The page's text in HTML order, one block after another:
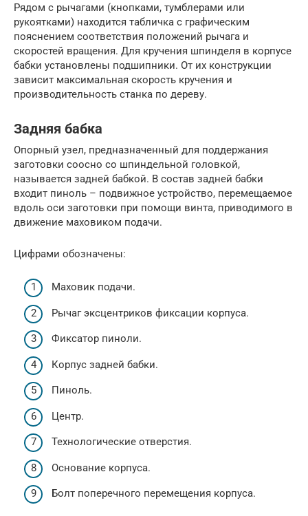
Рядом с рычагами (кнопками, тумблерами или
рукоятками) находится табличка с графическим
пояснением соответствия положений рычага и
скоростей вращения. Для кручения шпинделя в корпусе
бабки установлены подшипники. От их конструкции
зависит максимальная скорость кручения и
производительность станка по дереву.
Задняя бабка
Опорный узел, предназначенный для поддержания
заготовки соосно со шпиндельной головкой,
называется задней бабкой. В состав задней бабки
входит пиноль – подвижное устройство, перемещаемое
вдоль оси заготовки при помощи винта, приводимого в
движение маховиком подачи.
Цифрами обозначены:
Маховик подачи.
Рычаг эксцентриков фиксации корпуса.
Фиксатор пиноли.
Корпус задней бабки.
Пиноль.
Центр.
Технологические отверстия.
Основание корпуса.
Болт поперечного перемещения корпуса.